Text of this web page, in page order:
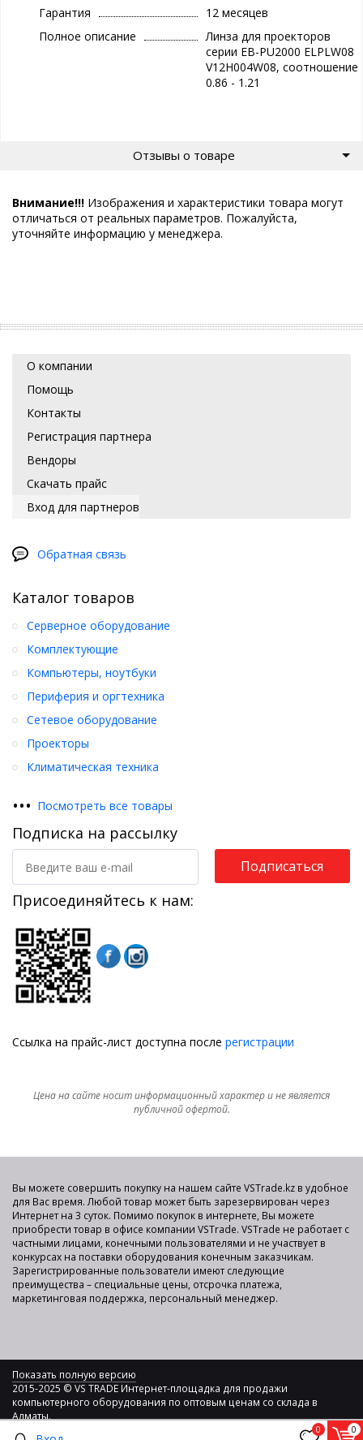
0 0
Гарантия
12 месяцев
Полное описание
Линза для проекторов
серии EB-PU2000 ELPLW08
V12H004W08, соотношение
0.86 - 1.21
Отзывы о товаре
Внимание!!! Изображения и характеристики товара могут
отличаться от реальных параметров. Пожалуйста,
уточняйте информацию у менеджера.
О компании
Помощь
Контакты
Регистрация партнера
Вендоры
Скачать прайс
Вход для партнеров
Обратная связь
Каталог товаров
Серверное оборудование
Комплектующие
Компьютеры, ноутбуки
Периферия и оргтехника
Сетевое оборудование
Проекторы
Климатическая техника
••• Посмотреть все товары
Подписка на рассылку
Подписаться
Присоединяйтесь к нам:
Ссылка на прайс-лист доступна после регистрации
Цена на сайте носит информационный характер и не является
публичной офертой.
Вы можете совершить покупку на нашем сайте VSTrade.kz в удобное
для Вас время. Любой товар может быть зарезервирован через
Интернет на 3 суток. Помимо покупок в интернете, Вы можете
приобрести товар в офисе компании VSTrade. VSTrade не работает с
частными лицами, конечными пользователями и не участвует в
конкурсах на поставки оборудования конечным заказчикам.
Зарегистрированные пользователи имеют следующие
преимущества – специальные цены, отсрочка платежа,
маркетинговая поддержка, персональный менеджер.
Показать полную версию
2015-2025 © VS TRADE Интернет-площадка для продажи
компьютерного оборудования по оптовым ценам со склада в
Алматы.